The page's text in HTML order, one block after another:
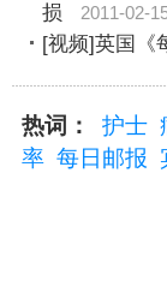
损
2011-02-
[视频]英国《
热词： 护士
率 每日邮报